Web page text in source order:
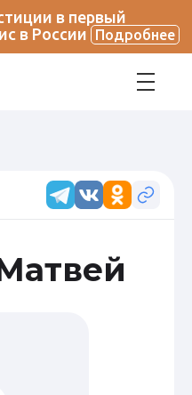
в первый
в России
Подробнее